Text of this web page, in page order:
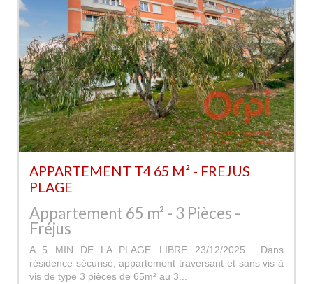
APPARTEMENT T4 65 M² - FREJUS
PLAGE
Appartement 65 m² - 3 Pièces -
Fréjus
A 5 MIN DE LA PLAGE...LIBRE 23/12/2025... Dans
résidence sécurisé, appartement traversant et sans vis à
vis de type 3 pièces de 65m² au 3...